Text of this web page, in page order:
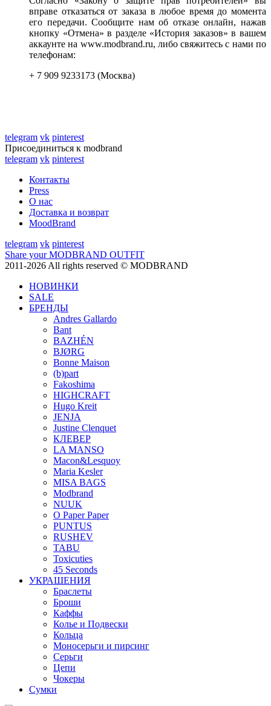
вправе отказаться от заказа в любое время до момента
его передачи. Сообщите нам об отказе онлайн, нажав
кнопку «Отмена» в разделе «История заказов» в вашем
аккаунте на www.modbrand.ru, либо свяжитесь с нами по
телефонам:
+ 7 909 9233173 (Москва)
telegram vk pinterest
Присоединиться к modbrand
telegram vk pinterest
Контакты
Press
О нас
Доставка и возврат
MoodBrand
telegram vk pinterest
Share your MODBRAND OUTFIT
2011-2026 All rights reserved © MODBRAND
НОВИНКИ
SALE
БРЕНДЫ
Andres Gallardo
Bant
BAZHÉN
BJØRG
Bonne Maison
(b)part
Fakoshima
HIGHCRAFT
Hugo Kreit
JENJA
Justine Clenquet
КЛЕВЕР
LA MANSO
Macon&Lesquoy
Maria Kesler
MISA BAGS
Modbrand
NUUK
O Paper Paper
PUNTUS
RUSHEV
TABU
Toxicuties
45 Seconds
УКРАШЕНИЯ
Браслеты
Броши
Каффы
Колье и Подвески
Кольца
Моносерьги и пирсинг
Серьги
Цепи
Чокеры
Сумки